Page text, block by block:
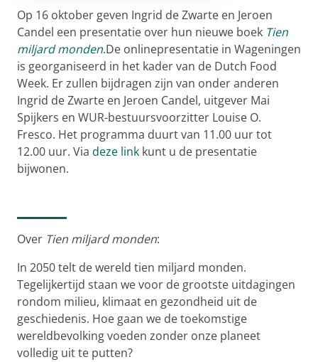
Op 16 oktober geven Ingrid de Zwarte en Jeroen
Candel een presentatie over hun nieuwe boek Tien
miljard monden.De onlinepresentatie in Wageningen
is georganiseerd in het kader van de Dutch Food
Week. Er zullen bijdragen zijn van onder anderen
Ingrid de Zwarte en Jeroen Candel, uitgever Mai
Spijkers en WUR-bestuursvoorzitter Louise O.
Fresco. Het programma duurt van 11.00 uur tot
12.00 uur. Via deze link kunt u de presentatie
bijwonen.
Over Tien miljard monden:
In 2050 telt de wereld tien miljard monden.
Tegelijkertijd staan we voor de grootste uitdagingen
rondom milieu, klimaat en gezondheid uit de
geschiedenis. Hoe gaan we de toekomstige
wereldbevolking voeden zonder onze planeet
volledig uit te putten?